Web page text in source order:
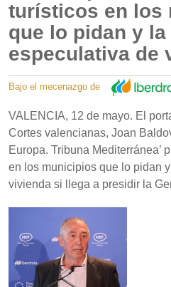
turísticos en los
que lo pidan y
especulativa de
Bajo el mecenazgo de
VALENCIA, 12 de mayo. El
Cortes valencianas, Joan
Europa. Tribuna Mediterránea’
en los municipios que lo pidan
vivienda si llega a presidir la